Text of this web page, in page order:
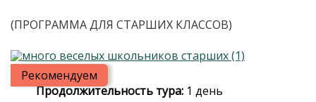
(ПРОГРАММА ДЛЯ СТАРШИХ КЛАССОВ)
Рекомендуем
Продолжительность тура: 1 день